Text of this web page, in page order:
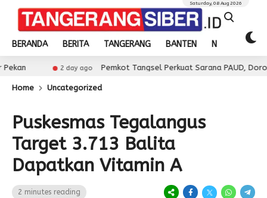
BERANDA BERITA TANGERANG BANTEN NASIONAL
Saturday, 08 Aug 2026
2 day ago Pemkot Tangsel Perkuat Sarana PAUD, Dorong
Home Uncategorized
Puskesmas Tegalangus
Target 3.713 Balita
Dapatkan Vitamin A
2 minutes reading